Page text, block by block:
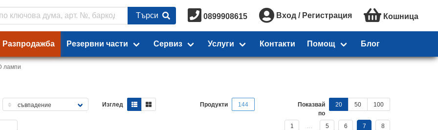
Търси 0899908615 Вход / Регистрация Кошница
Разпродажба Резервни части Сервиз Услуги Контакти Помощ Блог
лампи
Изглед Продукти 144
Показвай
по
20 50 100
1 … 5 6 7 8